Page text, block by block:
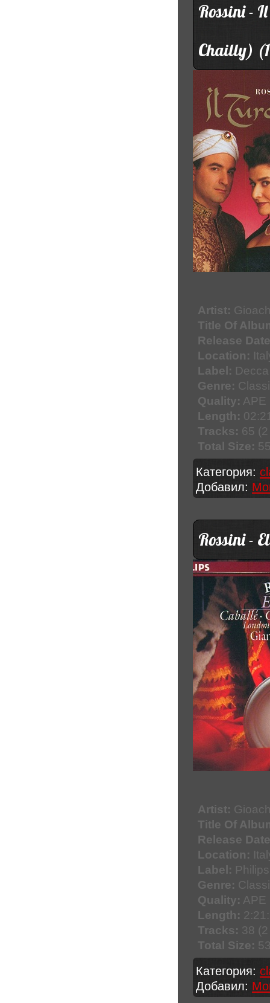
Rossini -
Chailly)
Artist:
Title Of
Release
Location:
Label:
Genre:
Quality: APE
Length:
Tracks: 65
Total Size:
Категория:
Добавил:
Rossini -
Artist:
Title Of
Release
Location:
Label:
Genre:
Quality: APE
Length:
Tracks: 38
Total Size:
Категория:
Добавил: